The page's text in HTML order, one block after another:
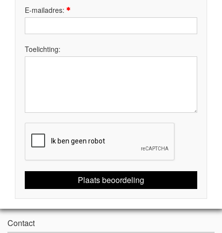
E-mailadres:
Toelichting:
Plaats beoordeling
Contact